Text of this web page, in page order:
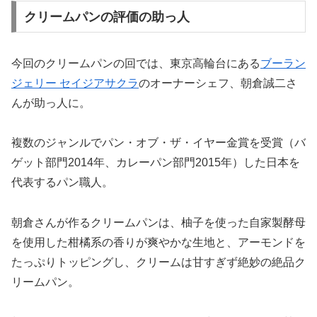
クリームパンの評価の助っ人
今回のクリームパンの回では、東京高輪台にあるブーラン
ジェリー セイジアサクラのオーナーシェフ、朝倉誠二さ
んが助っ人に。
複数のジャンルでパン・オブ・ザ・イヤー金賞を受賞（バ
ゲット部門2014年、カレーパン部門2015年）した日本を
代表するパン職人。
朝倉さんが作るクリームパンは、柚子を使った自家製酵母
を使用した柑橘系の香りが爽やかな生地と、アーモンドを
たっぷりトッピングし、クリームは甘すぎず絶妙の絶品ク
リームパン。